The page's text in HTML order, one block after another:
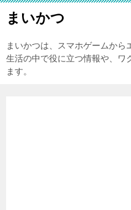
まいかつ
まいかつは、スマホゲームか
生活の中で役に立つ情報や、ワ
ます。